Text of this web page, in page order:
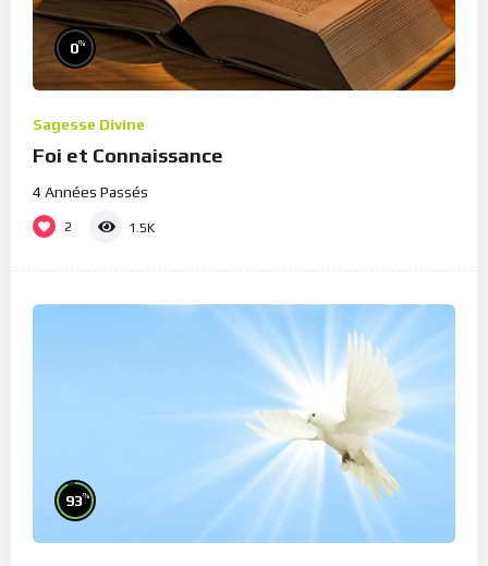
0%
Sagesse Divine
Foi et Connaissance
4 Années Passés
2 1.5K
93%